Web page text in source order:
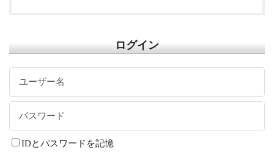
ログイン
IDとパスワードを記憶